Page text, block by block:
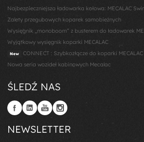
Najbezpieczniejsza ładowarka kołowa: MECALAC
Zalety przegubowych koparek samobieżnych
Wysięgnik „monoboom” z busterem do ładowarek
Wyjątkowy wysięgnik koparki MECALAC
New
CONNECT : Szybkozłącze do koparki MECALAC
Nowa seria wozideł kabinowych Mecalac
ŚLEDŹ NAS
NEWSLETTER